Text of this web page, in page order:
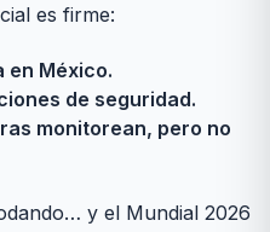
es firme:
en México.
de seguridad.
monitorean, pero no
y el Mundial 2026